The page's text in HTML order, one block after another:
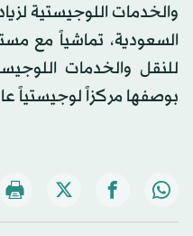
والخدمات اللوجيستية
السعودية، تماشياً مع
للنقل والخدمات
بوصفها مركزاً لوجيستياً